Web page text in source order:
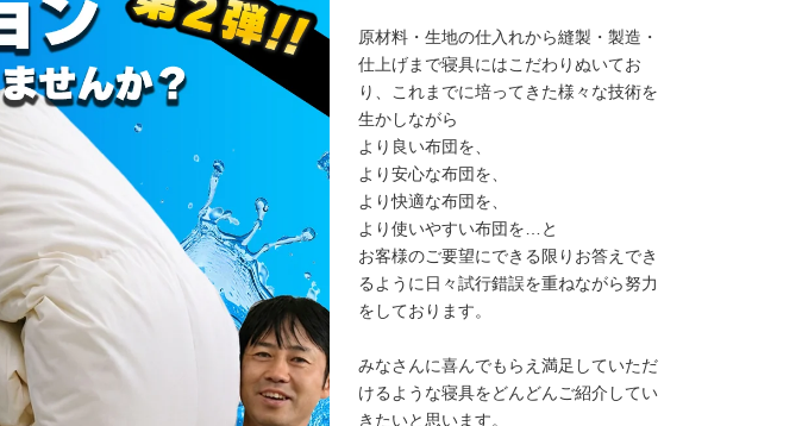
原材料・生地の仕入れから縫製・製造・
仕上げまで寝具にはこだわりぬいてお
り、これまでに培ってきた様々な技術を
生かしながら
より良い布団を、
より安心な布団を、
より快適な布団を、
より使いやすい布団を…と
お客様のご要望にできる限りお答えでき
るように日々試行錯誤を重ねながら努力
をしております。
みなさんに喜んでもらえ満足していただ
けるような寝具をどんどんご紹介してい
きたいと思います。